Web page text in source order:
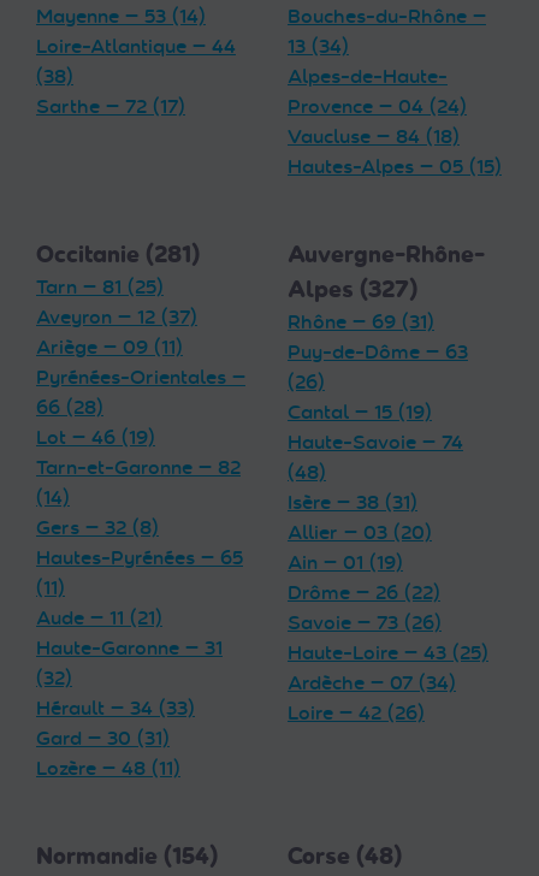
Mayenne — 53 (14)
Loire-Atlantique — 44
(38)
Sarthe — 72 (17)
Bouches-du-Rhône —
13 (34)
Alpes-de-Haute-
Provence — 04 (24)
Vaucluse — 84 (18)
Hautes-Alpes — 05 (15)
Occitanie (281)
Tarn — 81 (25)
Aveyron — 12 (37)
Ariège — 09 (11)
Pyrénées-Orientales —
66 (28)
Lot — 46 (19)
Tarn-et-Garonne — 82
(14)
Gers — 32 (8)
Hautes-Pyrénées — 65
(11)
Aude — 11 (21)
Haute-Garonne — 31
(32)
Hérault — 34 (33)
Gard — 30 (31)
Lozère — 48 (11)
Auvergne-Rhône-
Alpes (327)
Rhône — 69 (31)
Puy-de-Dôme — 63
(26)
Cantal — 15 (19)
Haute-Savoie — 74
(48)
Isère — 38 (31)
Allier — 03 (20)
Ain — 01 (19)
Drôme — 26 (22)
Savoie — 73 (26)
Haute-Loire — 43 (25)
Ardèche — 07 (34)
Loire — 42 (26)
Normandie (154) Corse (48)